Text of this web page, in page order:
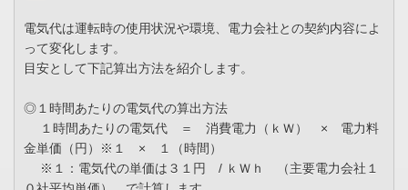
電気代は運転時の使用状況や環境、電力会社との契約内容によ
って変化します。
目安として下記算出方法を紹介します。
◎１時間あたりの電気代の算出方法
１時間あたりの電気代 ＝ 消費電力（ｋＷ） × 電力料
金単価（円）※１ × １（時間）
※１：電気代の単価は３１円 / ｋＷｈ （主要電力会社１